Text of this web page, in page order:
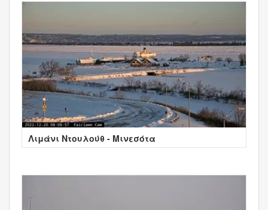
Λιμάνι Ντουλούθ - Μινεσότα